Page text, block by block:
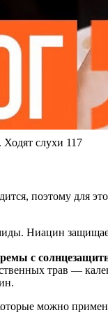
Ходят слухи 117
поэтому для
Ниацин
с
трав —
можно